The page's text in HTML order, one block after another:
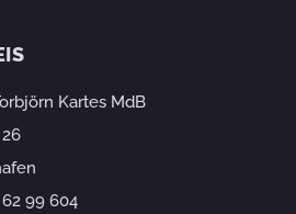
Kartes MdB
62 99 604